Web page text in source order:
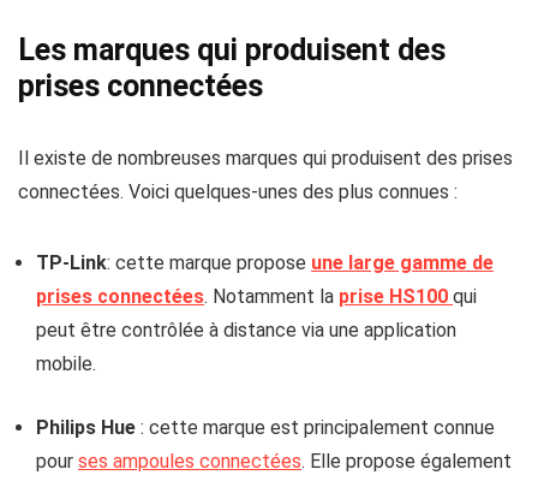
Les marques qui produisent des
prises connectées
Il existe de nombreuses marques qui produisent des prises
connectées. Voici quelques-unes des plus connues :
TP-Link: cette marque propose une large gamme de
prises connectées. Notamment la prise HS100 qui
peut être contrôlée à distance via une application
mobile.
Philips Hue : cette marque est principalement connue
pour ses ampoules connectées. Elle propose également